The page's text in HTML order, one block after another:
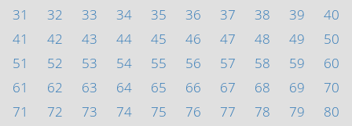
31
32 33 34 35 36 37 38 39
40
41
42 43 44 45 46 47 48 49
50
51
52 53 54 55 56 57 58 59
60
61
62 63 64 65 66 67 68 69
70
71
72 73 74 75 76 77 78 79
80